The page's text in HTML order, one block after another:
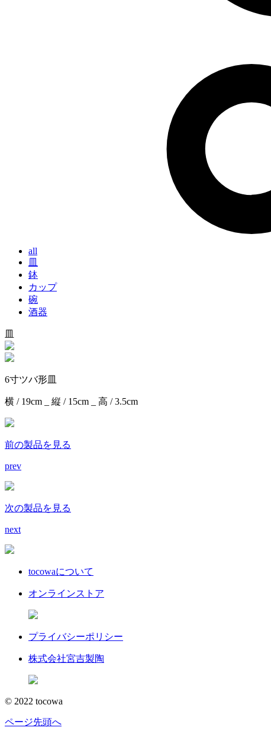
all
皿
鉢
カップ
碗
酒器
皿
6寸ツバ形皿
横 / 19cm _ 縦 / 15cm _ 高 / 3.5cm
前の製品を見る
prev
次の製品を見る
next
tocowaについて
オンラインストア
プライバシーポリシー
株式会社宮吉製陶
© 2022 tocowa
ページ先頭へ